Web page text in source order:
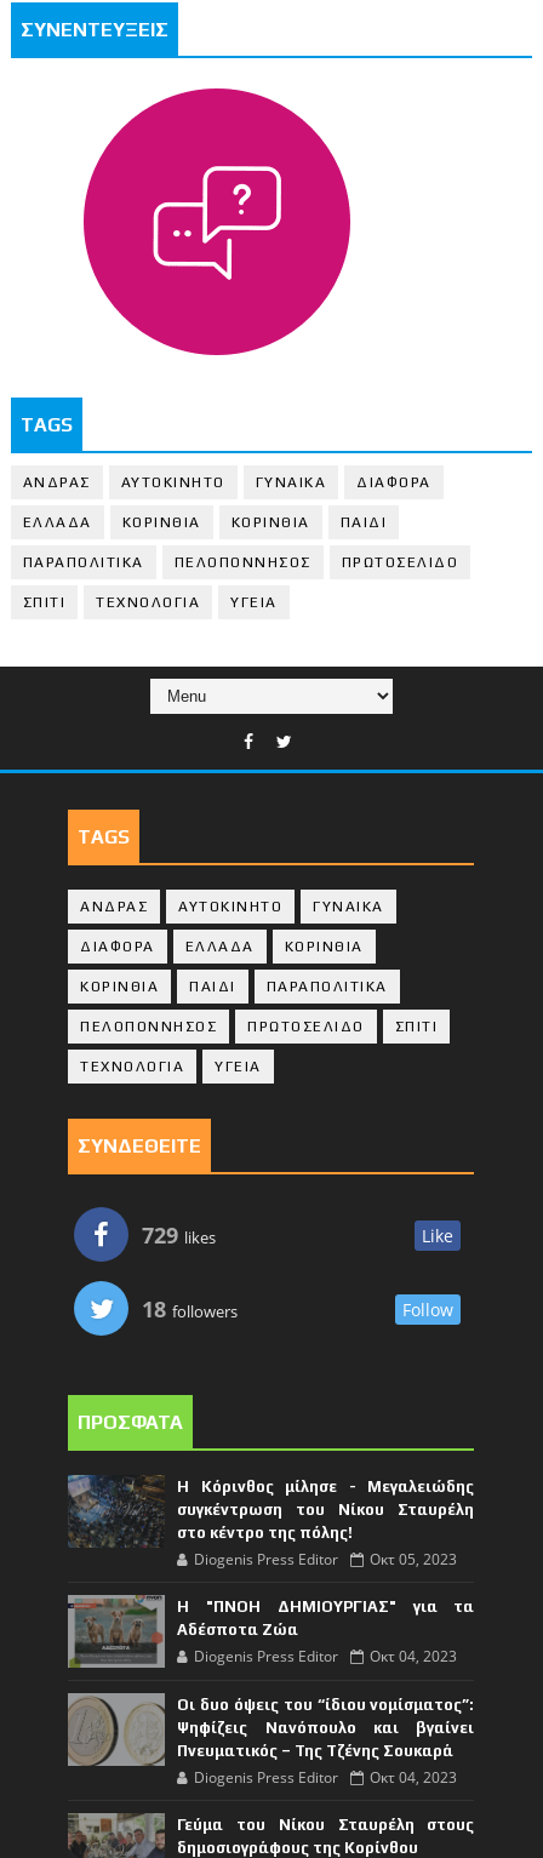
ΣΥΝΕΝΤΕΥΞΕΙΣ
TAGS
ΑΝΔΡΑΣ ΑΥΤΟΚΙΝΗΤΟ ΓΥΝΑΙΚΑ ΔΙΑΦΟΡΑ
ΕΛΛΑΔΑ ΚΟΡΙΝΘΙΑ ΚΟΡΙΝΘΙA ΠΑΙΔΙ
ΠΑΡΑΠΟΛΙΤΙΚΑ ΠΕΛΟΠΟΝΝΗΣΟΣ ΠΡΩΤΟΣΕΛΙΔΟ
ΣΠΙΤΙ ΤΕΧΝΟΛΟΓΙΑ ΥΓΕΙΑ
TAGS
ΑΝΔΡΑΣ ΑΥΤΟΚΙΝΗΤΟ ΓΥΝΑΙΚΑ
ΔΙΑΦΟΡΑ ΕΛΛΑΔΑ ΚΟΡΙΝΘΙΑ
ΚΟΡΙΝΘΙA ΠΑΙΔΙ ΠΑΡΑΠΟΛΙΤΙΚΑ
ΠΕΛΟΠΟΝΝΗΣΟΣ ΠΡΩΤΟΣΕΛΙΔΟ ΣΠΙΤΙ
ΤΕΧΝΟΛΟΓΙΑ ΥΓΕΙΑ
ΣΥΝΔΕΘΕΙΤΕ
729 likes Like
18 followers Follow
ΠΡΟΣΦΑΤΑ
Η Κόρινθος μίλησε - Μεγαλειώδης
συγκέντρωση του Νίκου Σταυρέλη
στο κέντρο της πόλης!
Diogenis Press Editor Οκτ 05, 2023
Η "ΠΝΟΗ ΔΗΜΙΟΥΡΓΙΑΣ" για τα
Αδέσποτα Ζώα
Diogenis Press Editor Οκτ 04, 2023
Οι δυο όψεις του “ίδιου νομίσματος”:
Ψηφίζεις Νανόπουλο και βγαίνει
Πνευματικός – Της Τζένης Σουκαρά
Diogenis Press Editor Οκτ 04, 2023
Γεύμα του Νίκου Σταυρέλη στους
δημοσιογράφους της Κορίνθου